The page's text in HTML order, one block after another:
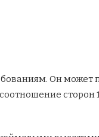
Он может
сторон